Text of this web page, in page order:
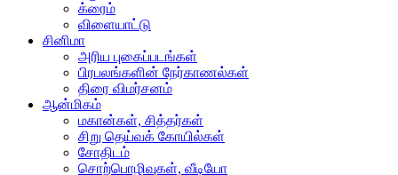
க்ரைம்
விளையாட்டு
சினிமா
அரிய புகைப்படங்கள்
பிரபலங்களின் நேர்காணல்கள்
திரை விமர்சனம்
ஆன்மிகம்
மகான்கள், சித்தர்கள்
சிறு தெய்வக் கோயில்கள்
சோதிடம்
சொற்பொழிவுகள், வீடியோ